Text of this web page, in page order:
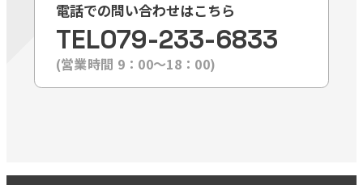
電話での問い合わせはこちら
TEL079-233-6833
(営業時間 9：00〜18：00)